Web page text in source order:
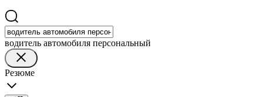
водитель автомобиля персональный
Резюме